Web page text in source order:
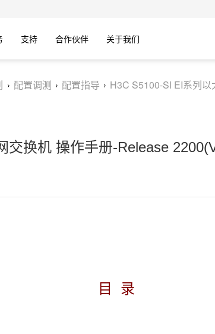
支持 合作伙伴 关于我们
配置调测 配置指导
H3C S5100-SI EI系列以
交换机 操作手册-Release
目 录